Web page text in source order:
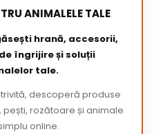
ANIMALELE TALE
hrană, accesorii,
îngrijire și soluții
tale.
descoperă produse
pești, rozătoare și animale
online.